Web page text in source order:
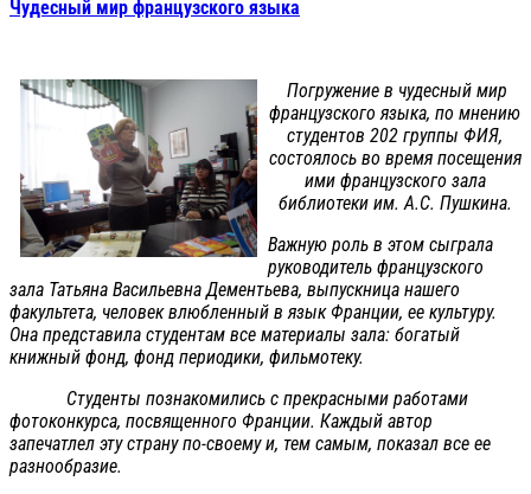
Чудесный мир французского языка
Погружение в чудесный мир
французского языка, по мнению
студентов 202 группы ФИЯ,
состоялось во время посещения
ими французского зала
библиотеки им. А.С. Пушкина.
Важную роль в этом сыграла
руководитель французского
зала Татьяна Васильевна Дементьева, выпускница нашего
факультета, человек влюбленный в язык Франции, ее культуру.
Она представила студентам все материалы зала: богатый
книжный фонд, фонд периодики, фильмотеку.
Студенты познакомились с прекрасными работами
фотоконкурса, посвященного Франции. Каждый автор
запечатлел эту страну по-своему и, тем самым, показал все ее
разнообразие.